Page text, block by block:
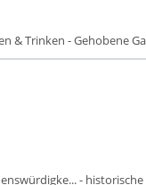
& Trinken - Gehobene
- historische